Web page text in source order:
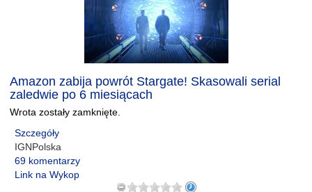
Amazon zabija powrót Stargate! Skasowali serial
zaledwie po 6 miesiącach
Wrota zostały zamknięte.
Szczegóły
IGNPolska
69 komentarzy
Link na Wykop